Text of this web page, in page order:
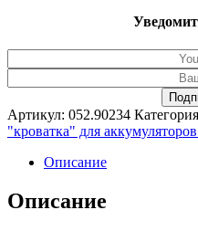
Артикул: 052.90234
"кроватка" для
Описание
Описание